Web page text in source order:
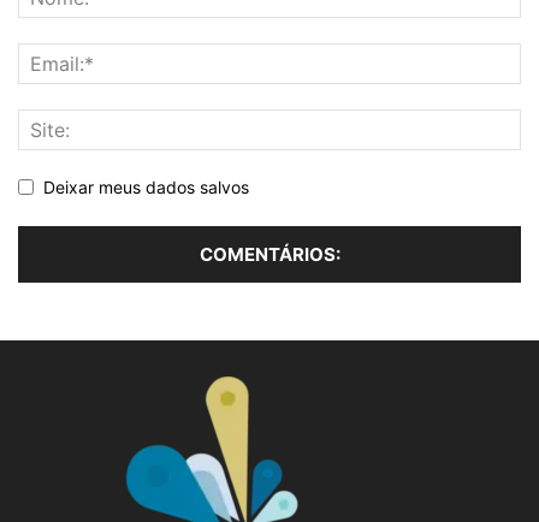
Deixar meus dados salvos